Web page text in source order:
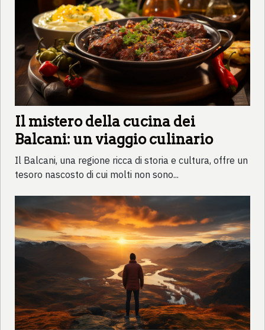
Il mistero della cucina dei
Balcani: un viaggio culinario
Il Balcani, una regione ricca di storia e cultura, offre un
tesoro nascosto di cui molti non sono...